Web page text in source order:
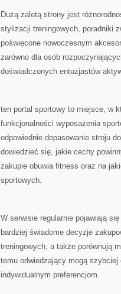
Dużą zaletą strony jest
stylizacji treningowych, poradniki
poświęcone nowoczesnym
zarówno dla osób
doświadczonych entuzjastów
ten portal sportowy to miejsce, w
funkcjonalności wyposażenia
odpowiednie dopasowanie stroju
dowiedzieć się, jakie cechy
zakupie obuwia fitness oraz na
sportowych.
W serwisie regularnie pojawiają
bardziej świadome decyzje
treningowych, a także porównują
temu odwiedzający mogą
indywidualnym preferencjom.